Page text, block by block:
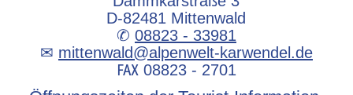
D-82481 Mittenwald
✆ 08823 - 33981
✉ mittenwald@alpenwelt-karwendel.de
℻ 08823 - 2701